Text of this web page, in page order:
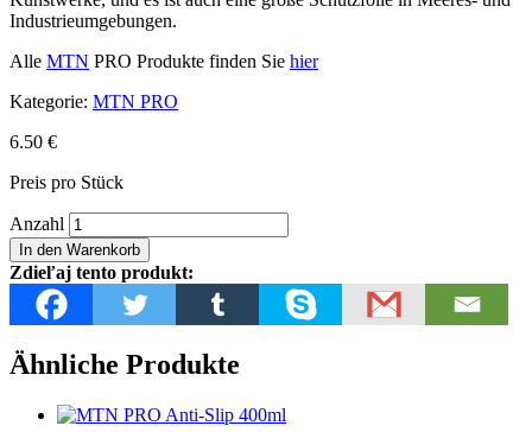
Industrieumgebungen.
Alle MTN PRO Produkte finden Sie hier
Kategorie: MTN PRO
6.50 €
Preis pro Stück
Anzahl MTN
PRO
Aluminium
Rims
400ml
Menge
In den Warenkorb
Zdieľaj tento produkt:
Ähnliche Produkte